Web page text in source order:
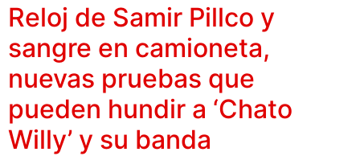
Reloj de Samir Pillco y
sangre en camioneta,
nuevas pruebas que
pueden hundir a ‘Chato
Willy’ y su banda